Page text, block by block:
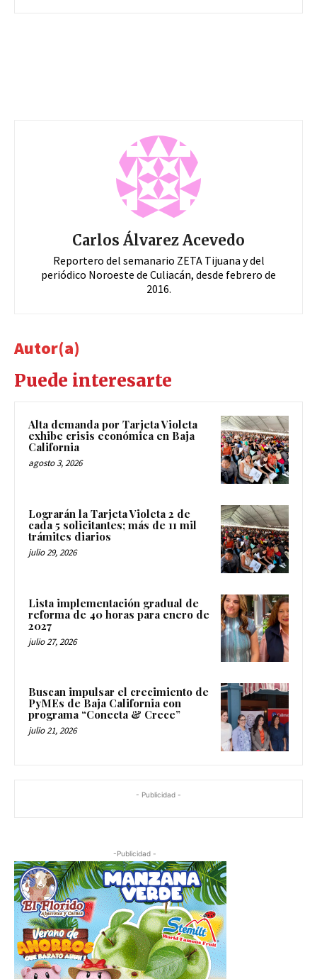
Carlos Álvarez Acevedo
Reportero del semanario ZETA Tijuana y del
periódico Noroeste de Culiacán, desde febrero de
2016.
Autor(a)
Puede interesarte
Alta demanda por Tarjeta Violeta
exhibe crisis económica en Baja
California
agosto 3, 2026
Lograrán la Tarjeta Violeta 2 de
cada 5 solicitantes; más de 11 mil
trámites diarios
julio 29, 2026
Lista implementación gradual de
reforma de 40 horas para enero de
2027
julio 27, 2026
Buscan impulsar el crecimiento de
PyMEs de Baja California con
programa “Conecta & Crece”
julio 21, 2026
- Publicidad -
-Publicidad -